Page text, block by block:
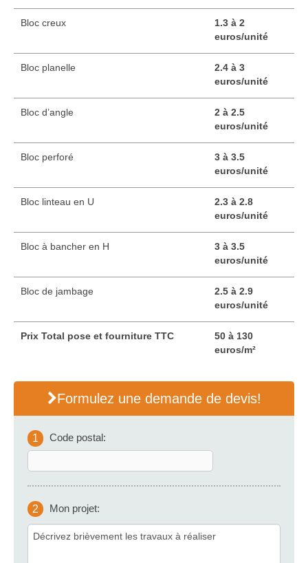
Bloc creux
1.3 à 2
euros/unité
Bloc planelle
2.4 à 3
euros/unité
Bloc d’angle
2 à 2.5
euros/unité
Bloc perforé
3 à 3.5
euros/unité
Bloc linteau en U
2.3 à 2.8
euros/unité
Bloc à bancher en H
3 à 3.5
euros/unité
Bloc de jambage
2.5 à 2.9
euros/unité
Prix Total pose et fourniture TTC
50 à 130
euros/m²
Formulez une demande de devis!
1 Code postal:
2 Mon projet: